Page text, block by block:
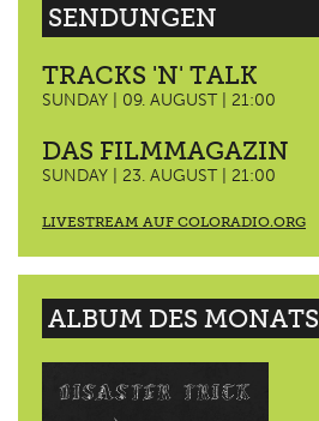
SENDUNGEN
TRACKS 'N' TALK
SUNDAY | 09. AUGUST | 21:00
DAS FILMMAGAZIN
SUNDAY | 23. AUGUST | 21:00
LIVESTREAM AUF COLORADIO.ORG
ALBUM DES MONATS